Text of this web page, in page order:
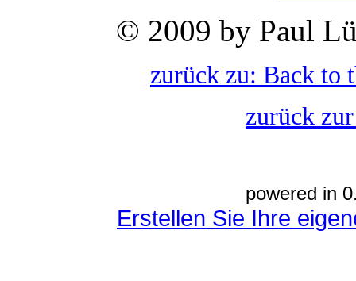
© 2009 by Paul
zurück zu: Back to
zurück
powered in
Erstellen Sie Ihre